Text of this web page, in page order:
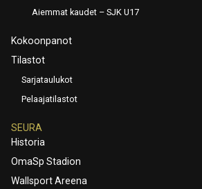
Aiemmat kaudet – SJK U17
Kokoonpanot
Tilastot
Sarjataulukot
Pelaajatilastot
SEURA
Historia
OmaSp Stadion
Wallsport Areena